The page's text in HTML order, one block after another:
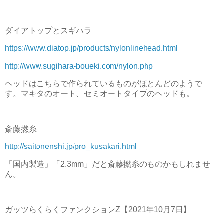
ダイアトップとスギハラ
https://www.diatop.jp/products/nylonlinehead.html
http://www.sugihara-boueki.com/nylon.php
ヘッドはこちらで作られているものがほとんどのようで
す。マキタのオート、セミオートタイプのヘッドも。
斎藤撚糸
http://saitonenshi.jp/pro_kusakari.html
「国内製造」「2.3mm」だと斎藤撚糸のものかもしれませ
ん。
ガッツらくらくファンクションZ【2021年10月7日】